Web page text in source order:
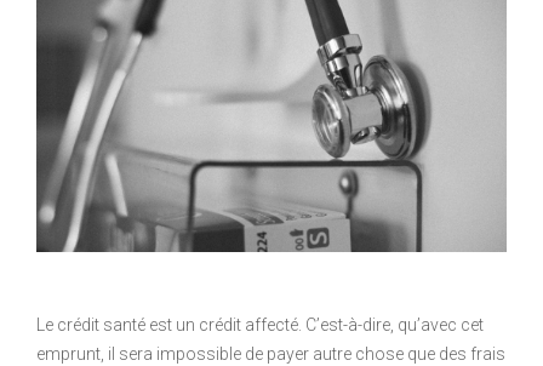
Le crédit santé est un crédit affecté. C’est-à-dire, qu’avec cet
emprunt, il sera impossible de payer autre chose que des frais